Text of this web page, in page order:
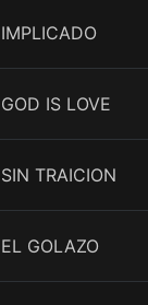
IMPLICADO
GOD IS LOVE
SIN TRAICION
EL GOLAZO